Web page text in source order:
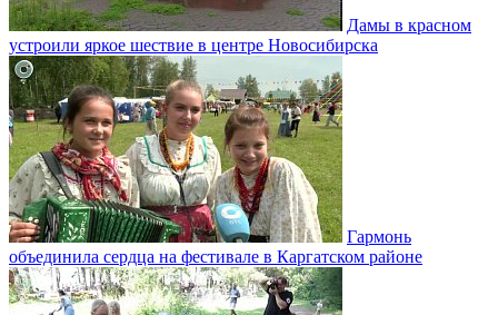
Дамы в красном
устроили яркое шествие в центре Новосибирска
Гармонь
объединила сердца на фестивале в Каргатском районе